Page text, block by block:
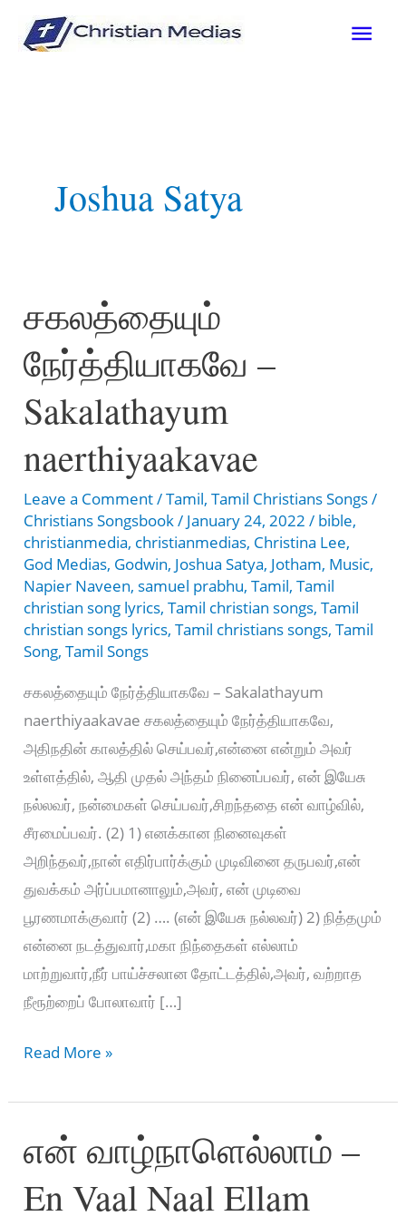
Joshua Satya
சகலத்தையும்
நேர்த்தியாகவே –
Sakalathayum
naerthiyaakavae
Leave a Comment/Tamil,Tamil Christians Songs/
Christians Songsbook/ January 24, 2022/ bible,
christianmedia, christianmedias, Christina Lee,
God Medias, Godwin, Joshua Satya, Jotham, Music,
Napier Naveen, samuel prabhu,Tamil,Tamil
christian song lyrics,Tamil christian songs,Tamil
christian songs lyrics,Tamil christians songs,Tamil
Song,Tamil Songs
சகலத்தையும் நேர்த்தியாகவே – Sakalathayum
naerthiyaakavae சகலத்தையும் நேர்த்தியாகவே,
அதிநதின் காலத்தில் செய்பவர்,என்னை என்றும் அவர்
உள்ளத்தில், ஆதி முதல் அந்தம் நினைப்பவர், என் இயேசு
நல்லவர், நன்மைகள் செய்பவர்,சிறந்ததை என் வாழ்வில்,
சீரமைப்பவர். (2) 1) எனக்கான நினைவுகள்
அறிந்தவர்,நான் எதிர்பார்க்கும் முடிவினை தருபவர்,என்
துவக்கம் அர்ப்பமானாலும்,அவர், என் முடிவை
பூரணமாக்குவார் (2) …. (என் இயேசு நல்லவர்) 2) நித்தமும்
என்னை நடத்துவார்,மகா நிந்தைகள் எல்லாம்
மாற்றுவார்,நீர் பாய்ச்சலான தோட்டத்தில்,அவர், வற்றாத
நீரூற்றைப் போலாவார் […]
சகலத்தையும்
–
Sakalathayum
naerthiyaakavae
Read More »
என் வாழ்நாளெல்லாம் –
En Vaal Naal Ellam